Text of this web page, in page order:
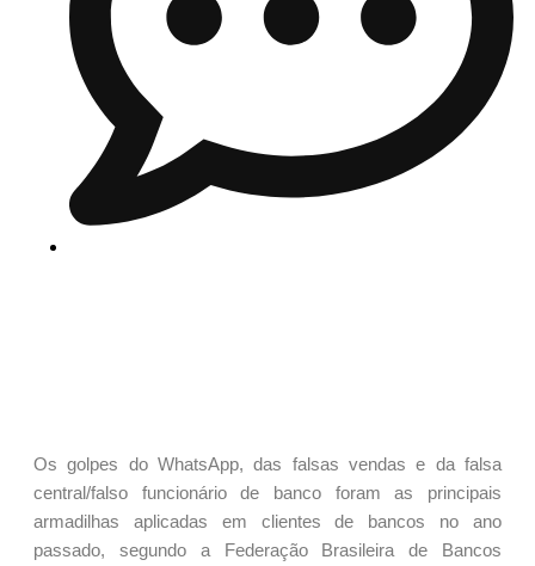
Os golpes do WhatsApp, das falsas vendas e da falsa
central/falso funcionário de banco foram as principais
armadilhas aplicadas em clientes de bancos no ano
passado, segundo a Federação Brasileira de Bancos